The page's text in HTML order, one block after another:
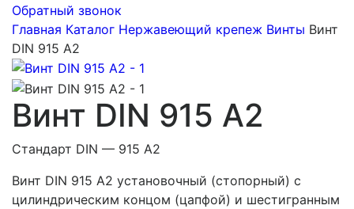
Обратный звонок
Главная Каталог Нержавеющий крепеж Винты Винт
DIN 915 A2
Винт DIN 915 A2
Стандарт DIN — 915 A2
Винт DIN 915 A2 установочный (стопорный) с
цилиндрическим концом (цапфой) и шестигранным